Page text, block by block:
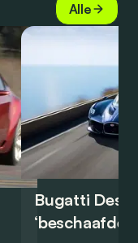
Alle
Bugatti
‘beschaafde’